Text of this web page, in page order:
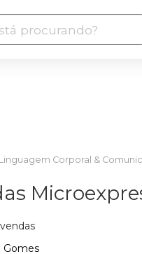
Linguagem Corporal &
Gomes